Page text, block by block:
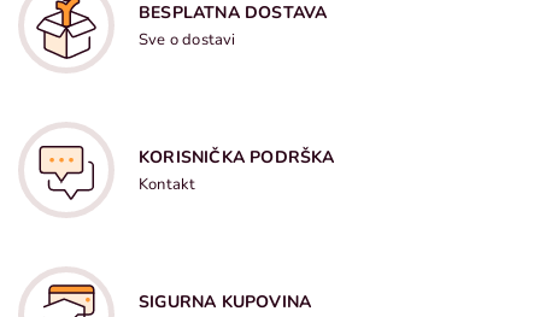
BESPLATNA DOSTAVA
Sve o dostavi
KORISNIČKA PODRŠKA
Kontakt
SIGURNA KUPOVINA